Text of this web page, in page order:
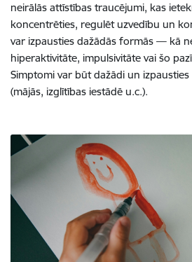
neirālās attīstības traucējumi, kas
koncentrēties, regulēt uzvedību un
var izpausties dažādās formās — kā
hiperaktivitāte, impulsivitāte vai šo
Simptomi var būt dažādi un
(mājās, izglītības iestādē u.c.).